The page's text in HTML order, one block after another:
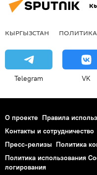
КЫРГЫЗСТАН ПОЛИТИКА
Telegram VK
О проекте Правила
Контакты и сотрудничество
Пресс-релизы Политика
Политика использования
логирования